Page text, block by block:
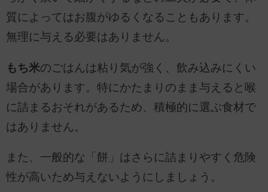
質によってはお腹がゆるくなることもあります。
無理に与える必要はありません。
もち米のごはんは粘り気が強く、飲み込みにくい
場合があります。特にかたまりのまま与えると喉
に詰まるおそれがあるため、積極的に選ぶ食材で
はありません。
また、一般的な「餅」はさらに詰まりやすく危険
性が高いため与えないようにしましょう。